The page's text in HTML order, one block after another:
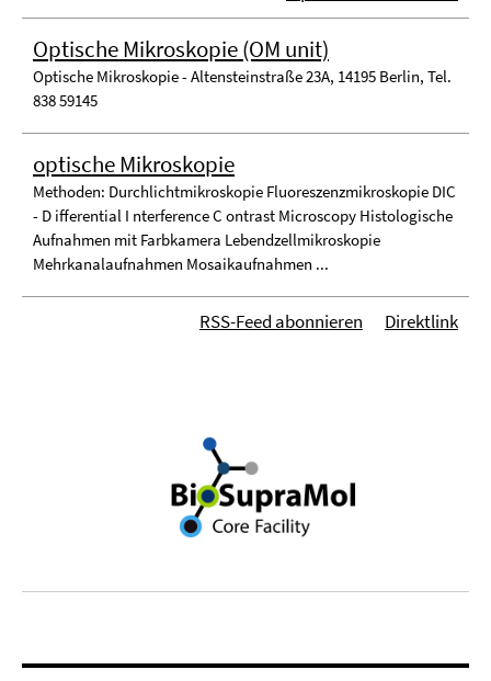
Optische Mikroskopie (OM unit)
Optische Mikroskopie - Altensteinstraße 23A, 14195 Berlin, Tel.
838 59145
optische Mikroskopie
Methoden: Durchlichtmikroskopie Fluoreszenzmikroskopie DIC
- D ifferential I nterference C ontrast Microscopy Histologische
Aufnahmen mit Farbkamera Lebendzellmikroskopie
Mehrkanalaufnahmen Mosaikaufnahmen ...
Direktlink
RSS-Feed abonnieren